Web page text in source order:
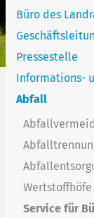
Büro des
Pressestelle
Informations-
Abfall
Service für